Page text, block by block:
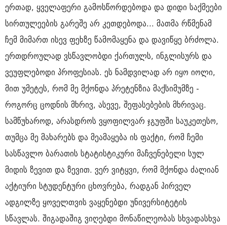
ერთად, ყველაფერი გამოსწორდებოდა და დიდი საქმეები
სირთულეების გარეშე არ კეთდებოდა... მათმა რწმენამ
ჩემ მიმართ ისევ ფეხზე წამომაყენა და დავიწყე ბრძოლა.
ერთდროულად ვსწავლობდი ქართულს, ინგლისურს და
ვეუფლებოდი პროფესიას. ეს ნამდვილად არ იყო იოლი,
მით უმეტეს, რომ მე მქონდა პრეტენზია მაქსიმუმზე -
როგორც ცოდნის მხრივ, ასევე, შეფასებების მხრივაც.
სამწუხაროდ, არასდროს ვყოფილვარ ჯგუფში საუკეთესო,
თუმცა მე მახარებს და მეამაყება ის ფაქტი, რომ ჩემი
სასწავლო ბარათის სტატისტიკური მაჩვენებელი სულ
მიდის ზევით და ზევით. ვერ ვიტყვი, რომ მქონდა ძალიან
აქტიური სტუდენტური ცხოვრება, რადგან პირველ
ადგილზე ყოველთვის ვაყენებდი უნივერსიტეტის
სწავლას. შიგადაშიგ ვიღებდი მონაწილეობას სხვადასხვა